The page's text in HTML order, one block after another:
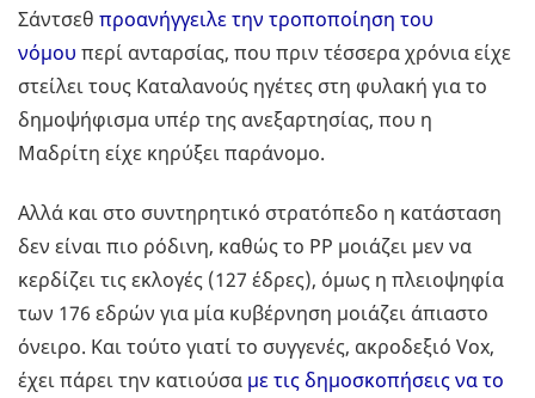
Σάντσεθ προανήγγειλε την τροποποίηση του
νόμου περί ανταρσίας, που πριν τέσσερα χρόνια είχε
στείλει τους Καταλανούς ηγέτες στη φυλακή για το
δημοψήφισμα υπέρ της ανεξαρτησίας, που η
Μαδρίτη είχε κηρύξει παράνομο.
Αλλά και στο συντηρητικό στρατόπεδο η κατάσταση
δεν είναι πιο ρόδινη, καθώς το ΡΡ μοιάζει μεν να
κερδίζει τις εκλογές (127 έδρες), όμως η πλειοψηφία
των 176 εδρών για μία κυβέρνηση μοιάζει άπιαστο
όνειρο. Και τούτο γιατί το συγγενές, ακροδεξιό Vox,
έχει πάρει την κατιούσα με τις δημοσκοπήσεις να το